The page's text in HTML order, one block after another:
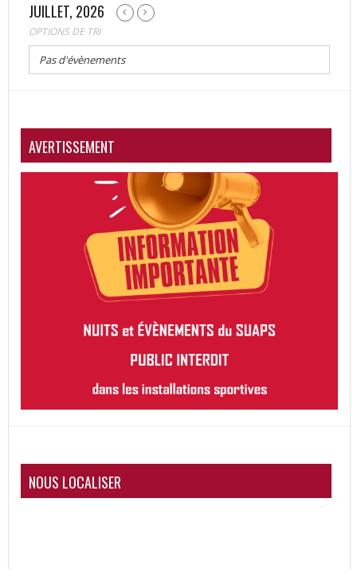
JUILLET, 2026
OPTIONS DE TRI
Pas d'évènements
AVERTISSEMENT
NOUS LOCALISER